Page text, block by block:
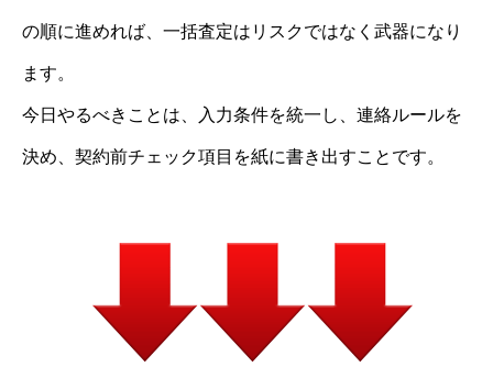
の順に進めれば、一括査定はリスクではなく武器になり
ます。
今日やるべきことは、入力条件を統一し、連絡ルールを
決め、契約前チェック項目を紙に書き出すことです。